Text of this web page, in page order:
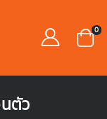
0
ตัว